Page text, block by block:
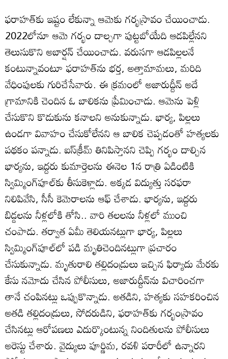
ఫరాహత్‌కు ఇష్టం లేకున్నా ఆమెకు గర్భస్రావం చేయించాడు.
2022లోనూ ఆమె గర్భం దాల్చగా పుట్టబోయేది ఆడపిల్లేనని
తెలుసుకొని అబార్షన్‌ చేయించాడు. వరుసగా ఆడపిల్లలనే
కంటున్నావంటూ ఫరాహత్‌ను భర్త, అత్తామామలు, మరిది
వేధింపులకు గురిచేసేవారు. ఈ క్రమంలో అజారుద్దీన్‌ అదే
గ్రామానికి చెందిన ఓ బాలికను ప్రేమించాడు. ఆమెను పెళ్లి
చేసుకొని కొడుకును కనాలని అనుకున్నాడు. భార్య, పిల్లలు
ఉండగా వివాహం చేసుకోలేనని ఆ బాలిక చెప్పడంతో హత్యలకు
పథకం పన్నాడు. ఐస్‌క్రీమ్‌ తినిపిస్తానని చెప్పి గర్భం దాల్చిన
భార్యను, ఇద్దరు కుమార్తెలను ఈనెల 1న రాత్రి ఏడింటికి
స్విమ్మింగ్‌పూల్‌కు తీసుకెళ్లాడు. అక్కడ విద్యుత్తు సరఫరా
నిలిపివేసి, సీసీ కెమెరాలను ఆఫ్‌ చేశాడు. భార్యను, ఇద్దరు
బిడ్డలను నీళ్లలోకి తోసి.. వారి తలలను నీళ్లలో ముంచి
చంపాడు. తర్వాత ఏమీ తెలియనట్లుగా భార్య, పిల్లలు
స్విమ్మింగ్‌పూల్‌లో పడి మృతిచెందినట్లుగా ప్రచారం
చేసుకున్నాడు. మృతురాలి తల్లిదండ్రులు ఇచ్చిన ఫిర్యాదు మేరకు
కేసు నమోదు చేసిన పోలీసులు, అజారుద్దీన్‌ను విచారించగా
తానే చంపినట్లు ఒప్పుకొన్నాడు. అతడిని, హత్యకు సహకరించిన
అతడి తల్లిదండ్రులు, సోదరుడిని, ఫరాహత్‌కు గర్భంస్రావం
చేసినట్లు ఆరోపణలు ఎదుర్కొంటున్న నిందితులను పోలీసులు
అరెస్టు చేశారు. వైద్యులు పూర్ణిమ, రవళి పరారీలో ఉన్నారని